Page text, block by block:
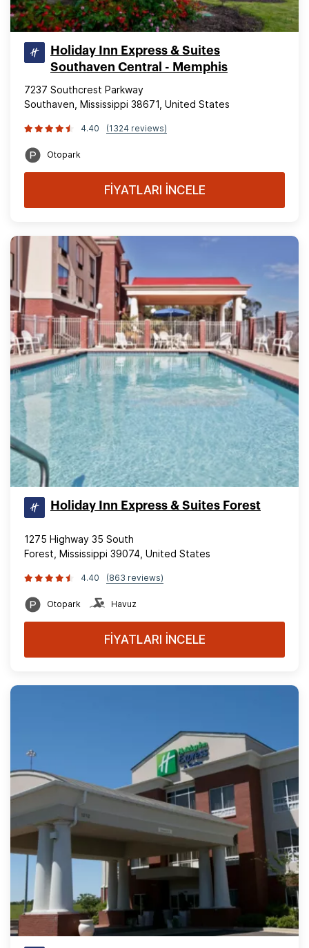
Holiday Inn Express & Suites
Southaven Central - Memphis
7237 Southcrest Parkway
Southaven, Mississippi 38671, United States
4.40 (1324 reviews)
Otopark
FİYATLARI İNCELE
Holiday Inn Express & Suites Forest
1275 Highway 35 South
Forest, Mississippi 39074, United States
4.40 (863 reviews)
Otopark Havuz
FİYATLARI İNCELE